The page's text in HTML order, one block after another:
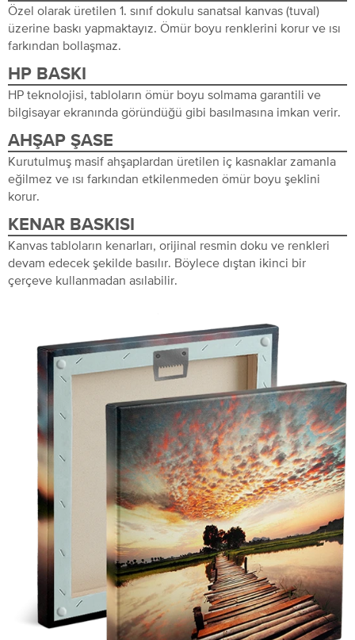
Özel olarak üretilen 1. sınıf dokulu sanatsal kanvas (tuval)
üzerine baskı yapmaktayız. Ömür boyu renklerini korur ve ısı
farkından bollaşmaz.
HP BASKI
HP teknolojisi, tabloların ömür boyu solmama garantili ve
bilgisayar ekranında göründüğü gibi basılmasına imkan verir.
AHŞAP ŞASE
Kurutulmuş masif ahşaplardan üretilen iç kasnaklar zamanla
eğilmez ve ısı farkından etkilenmeden ömür boyu şeklini
korur.
KENAR BASKISI
Kanvas tabloların kenarları, orijinal resmin doku ve renkleri
devam edecek şekilde basılır. Böylece dıştan ikinci bir
çerçeve kullanmadan asılabilir.